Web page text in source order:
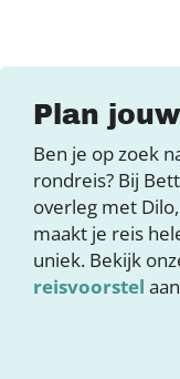
Plan
Ben je op zoek
rondreis? Bij
overleg met
maakt je reis
uniek. Bekijk
reisvoorstel